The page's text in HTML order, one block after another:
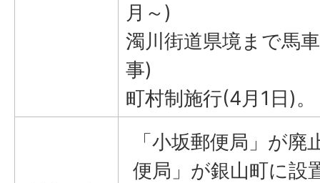
月～)
濁川街道県境まで馬
事)
町村制施行(4月1日)。
「小坂郵便局」が
便局」が銀山町に設